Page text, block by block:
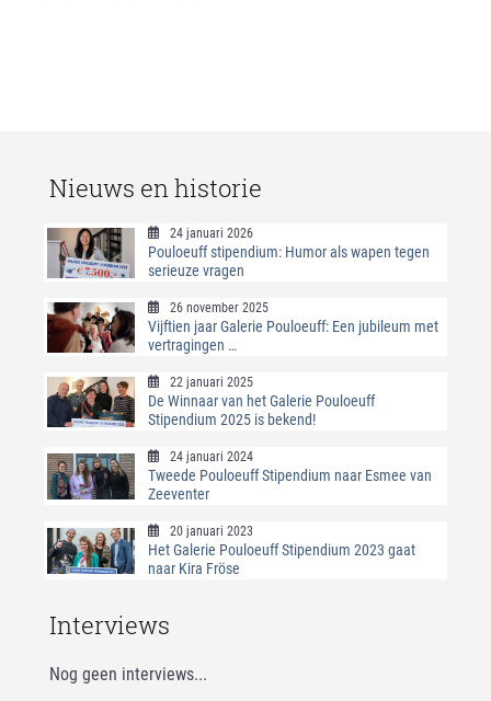
Nieuws en historie
24 januari 2026
Pouloeuff stipendium: Humor als wapen tegen
serieuze vragen
26 november 2025
Vijftien jaar Galerie Pouloeuff: Een jubileum met
vertragingen …
22 januari 2025
De Winnaar van het Galerie Pouloeuff
Stipendium 2025 is bekend!
24 januari 2024
Tweede Pouloeuff Stipendium naar Esmee van
Zeeventer
20 januari 2023
Het Galerie Pouloeuff Stipendium 2023 gaat
naar Kira Fröse
Interviews
Nog geen interviews...